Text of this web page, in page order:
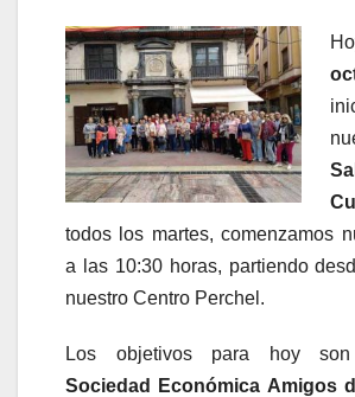
todos los martes, comenzamos
a las 10:30 horas, partiendo
nuestro Centro Perchel.
Los objetivos para hoy
Sociedad Económica Amigos